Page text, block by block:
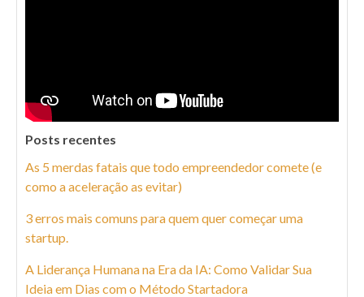
Posts recentes
As 5 merdas fatais que todo empreendedor comete (e
como a aceleração as evitar)
3 erros mais comuns para quem quer começar uma
startup.
A Liderança Humana na Era da IA: Como Validar Sua
Ideia em Dias com o Método Startadora